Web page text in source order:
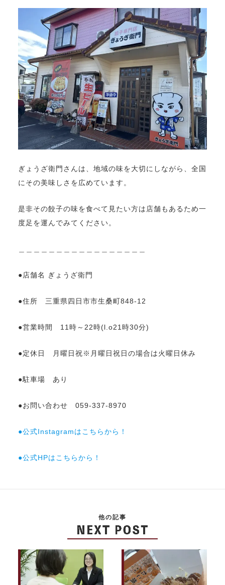
ぎょうざ衛門さんは、地域の味を大切にしながら、全国
にその美味しさを広めています。
是非その餃子の味を食べて見たい方は店舗もあるため一
度足を運んでみてください。
●店舗名 ぎょうざ衛門
●住所 三重県四日市市生桑町848-12
●営業時間 11時～22時(l.o21時30分)
●定休日 月曜日祝※月曜日祝日の場合は火曜日休み
●駐車場 あり
●お問い合わせ 059-337-8970
●公式Instagramはこちらから！
●公式HPはこちらから！
他の記事